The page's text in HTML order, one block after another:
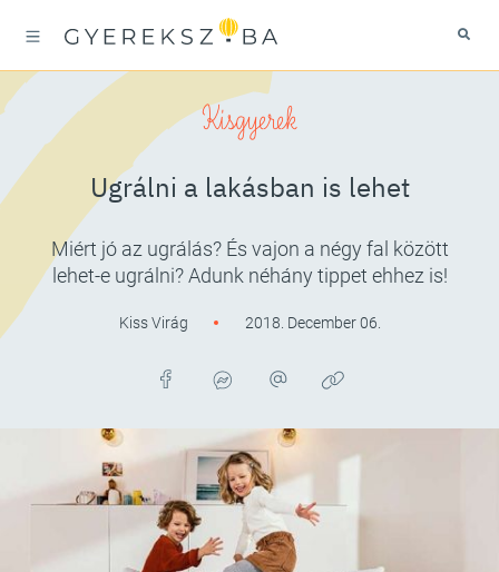
Kisgyerek
Ugrálni a lakásban is lehet
Miért jó az ugrálás? És vajon a négy fal között
lehet-e ugrálni? Adunk néhány tippet ehhez is!
Kiss Virág 2018. December 06.